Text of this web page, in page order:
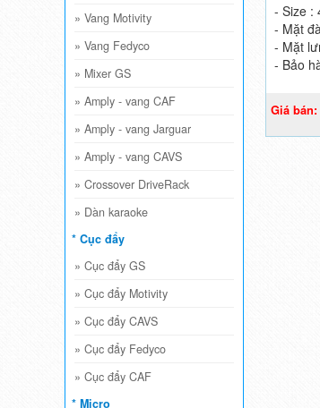
» Vang Motivity
» Vang Fedyco
» Mixer GS
» Amply - vang CAF
» Amply - vang Jarguar
» Amply - vang CAVS
» Crossover DriveRack
» Dàn karaoke
* Cục đẩy
» Cục đẩy GS
» Cục đẩy Motivity
» Cục đẩy CAVS
» Cục đẩy Fedyco
» Cục đẩy CAF
* Micro
- Size :
- Mặt
- Mặt
- Bảo
Giá bán: